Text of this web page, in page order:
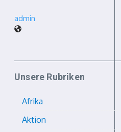
admin
Unsere Rubriken
Afrika
Aktion